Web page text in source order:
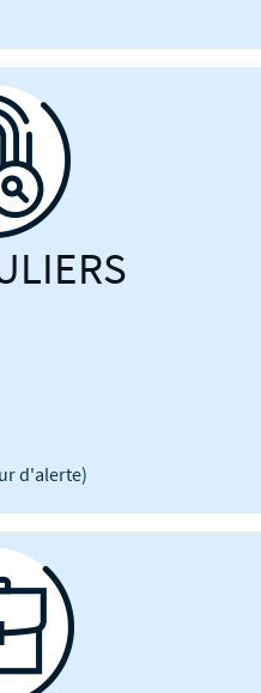
d'alerte)